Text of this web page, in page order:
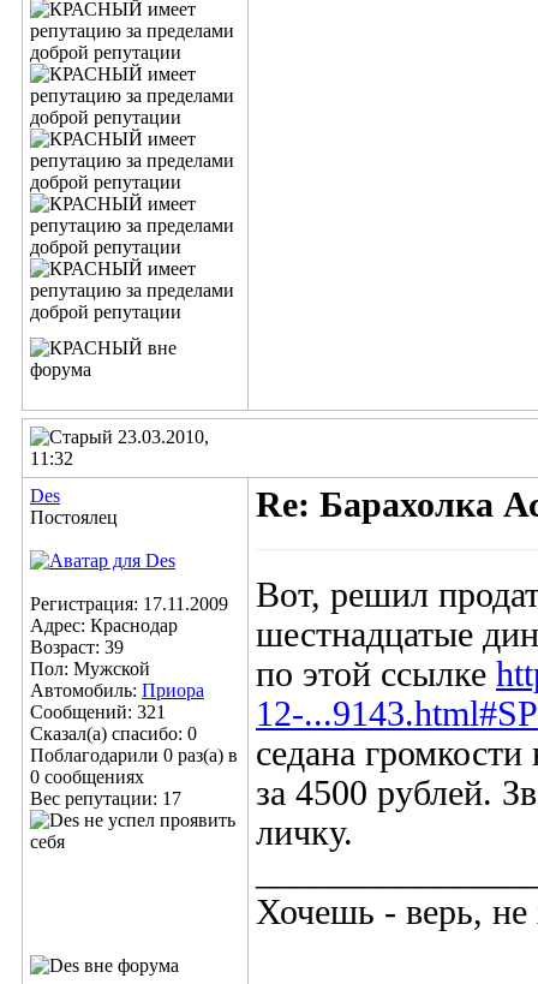
23.03.2010,
11:32
Des
Постоялец
Регистрация: 17.11.2009
Адрес: Краснодар
Возраст: 39
Пол: Мужской
Автомобиль: Приора
Сообщений: 321
Сказал(а) спасибо: 0
Поблагодарили 0 раз(а) в
0 сообщениях
Вес репутации: 17
Re: Барахолка
Вот, решил
шестнадцатые
по этой ссылке
12-
седана
за 4500 рублей.
личку.
Хочешь - верь, не